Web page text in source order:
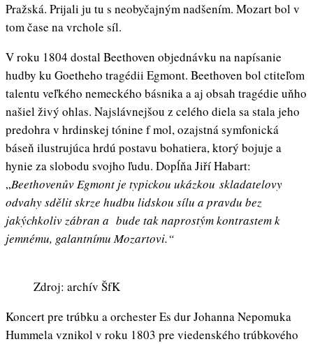
Pražská. Prijali ju tu s neobyčajným nadšením. Mozart bol v
tom čase na vrchole síl.
V roku 1804 dostal Beethoven objednávku na napísanie
hudby ku Goetheho tragédii Egmont. Beethoven bol ctiteľom
talentu veľkého nemeckého básnika a aj obsah tragédie uňho
našiel živý ohlas. Najslávnejšou z celého diela sa stala jeho
predohra v hrdinskej tónine f mol, ozajstná symfonická
báseň ilustrujúca hrdú postavu bohatiera, ktorý bojuje a
hynie za slobodu svojho ľudu. Dopĺňa Jiří Habart:
„Beethovenův Egmont je typickou ukázkou skladatelovy
odvahy sdělit skrze hudbu lidskou sílu a pravdu bez
jakýchkoliv zábran a bude tak naprostým kontrastem k
jemnému, galantnímu Mozartovi.“
Zdroj: archív ŠfK
Koncert pre trúbku a orchester Es dur Johanna Nepomuka
Hummela vznikol v roku 1803 pre viedenského trúbkového